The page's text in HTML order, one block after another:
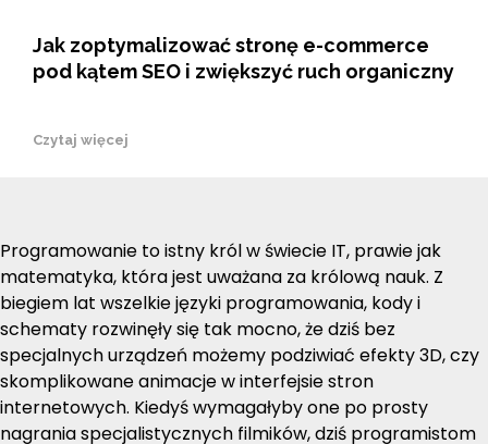
Jak zoptymalizować stronę e-commerce
pod kątem SEO i zwiększyć ruch organiczny
Czytaj więcej
Programowanie to istny król w świecie IT, prawie jak
matematyka, która jest uważana za królową nauk. Z
biegiem lat wszelkie języki programowania, kody i
schematy rozwinęły się tak mocno, że dziś bez
specjalnych urządzeń możemy podziwiać efekty 3D, czy
skomplikowane animacje w interfejsie stron
internetowych. Kiedyś wymagałyby one po prosty
nagrania specjalistycznych filmików, dziś programistom